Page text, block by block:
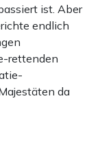
ist. Aber
endlich
rettenden
da